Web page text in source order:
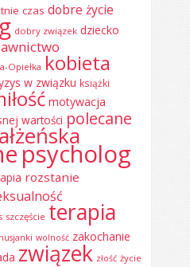
czas dobre życie
dobry związek dziecko
Opiełka kobieta
w związku książki
motywacja
wartości polecane
psycholog
rozstanie
szczęście terapia
wolność zakochanie
związek złość życie